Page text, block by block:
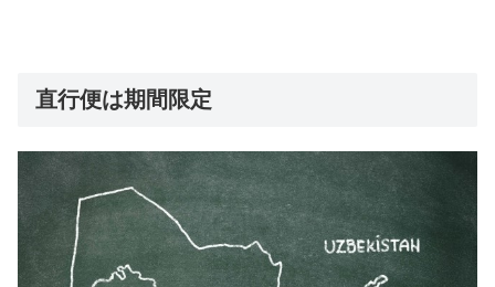
直行便は期間限定